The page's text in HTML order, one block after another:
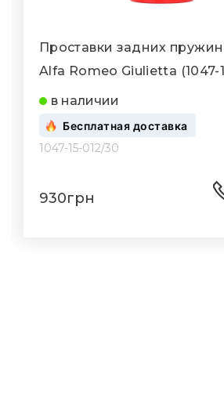
Проставки задних
Alfa Romeo Giulietta (1047-
в наличии
Бесплатная доставка
1047-15-012/30
930грн